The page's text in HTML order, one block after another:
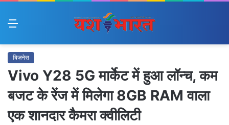
Menu
बिज़नेस
Vivo Y28 5G मार्केट में हुआ लॉन्च, कम
बजट के रेंज में मिलेगा 8GB RAM वाला
एक शानदार कैमरा क्वीलिटी